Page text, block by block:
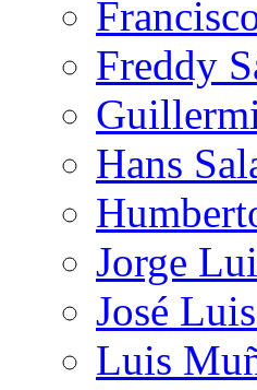
Freddy
Hans
Jorge
José
Luis